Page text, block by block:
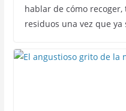
hablar de cómo
residuos una vez que